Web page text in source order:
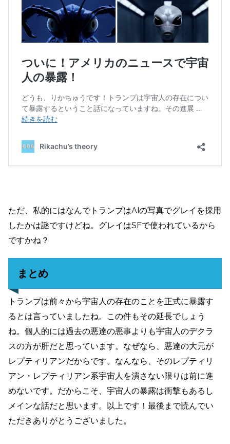
ただ、私的にはなんでトランプはAIの写真でグレイを採用
したかは謎ですけどね。グレイはSFで使われているから
ですかね？
まとめ
トランプは前々から宇宙人の存在のことを正式に暴露す
るとは言っていましたね。この件もその延長でしょう
ね。個人的には過去の悪達の悪事よりも宇宙人のデクラ
スの方が肝だと思っています。なぜなら、悪達の大元が
レプティリアンだからです。なんなら、そのレプティリ
アン・レプティリアン系宇宙人を潰さない限りは前に進
めないです。だからこそ、宇宙人の暴露は衝撃もあるし
メインな話だと思います。以上です！最後まで読んでい
ただきありがとうございました。